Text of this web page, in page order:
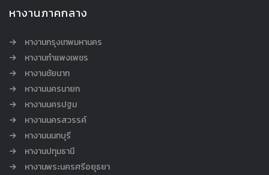
หางานภาคกลาง
หางานกรุงเทพมหานคร
หางานกำแพงเพชร
หางานชัยนาท
หางานนครนายก
หางานนครปฐม
หางานนครสวรรค์
หางานนนทบุรี
หางานปทุมธานี
หางานพระนครศรีอยุธยา